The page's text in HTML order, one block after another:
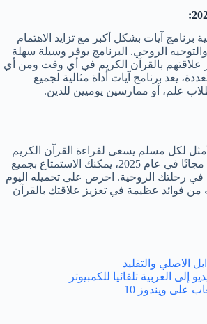
أهمية برنامج آيات بشكل أكبر مع تزايد الاهتمام
والتوجيه الروحي. البرنامج يوفر وسيلة سهلة
علاقتهم بالقرآن الكريم في أي وقت ومن أي
يعد برنامج آيات أداة مثالية لجميع
علم، أو ممارسين يوميين للدين.
لكل مسلم يسعى لقراءة القرآن الكريم
وفهمه بعمق. مع تحميله مجانًا في عام 2025، يمكنك الاستمتاع بجميع
في رحلتك الروحية. احرص على تحميله اليوم
فوائد عظيمة في تعزيز علاقتك بالقرآن
الاصلي والتقليد
إلى العربية تلقائيا للكمبيوتر
على ويندوز 10